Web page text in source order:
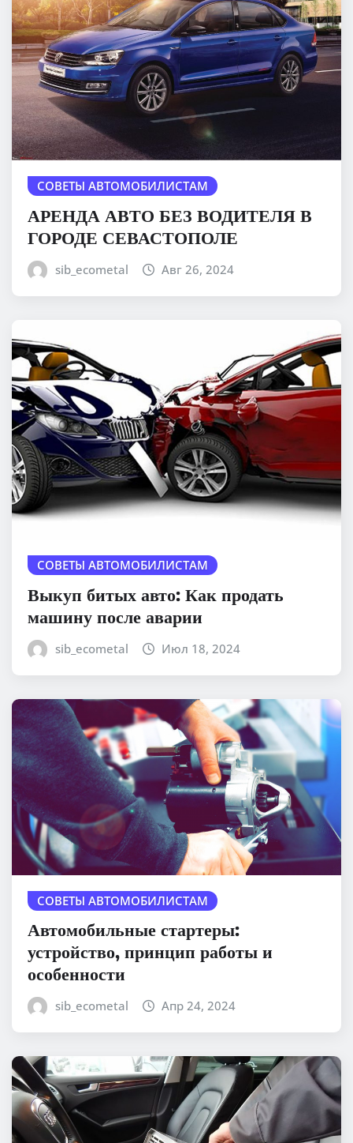
СОВЕТЫ АВТОМОБИЛИСТАМ
АРЕНДА АВТО БЕЗ ВОДИТЕЛЯ В
ГОРОДЕ СЕВАСТОПОЛЕ
sib_ecometal Авг 26, 2024
СОВЕТЫ АВТОМОБИЛИСТАМ
Выкуп битых авто: Как продать
машину после аварии
sib_ecometal Июл 18, 2024
СОВЕТЫ АВТОМОБИЛИСТАМ
Автомобильные стартеры:
устройство, принцип работы и
особенности
sib_ecometal Апр 24, 2024